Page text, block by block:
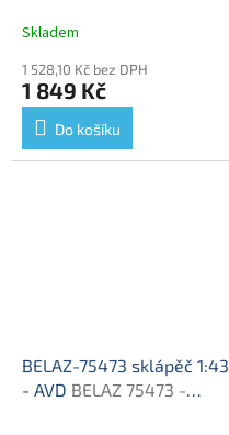
Skladem
1 528,10 Kč bez DPH
1 849 Kč
Do košíku
BELAZ-75473 sklápěč 1:43
- AVD BELAZ 75473 -